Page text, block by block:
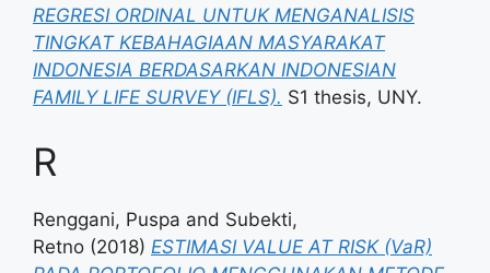
REGRESI ORDINAL UNTUK MENGANALISIS
TINGKAT KEBAHAGIAAN MASYARAKAT
INDONESIA BERDASARKAN INDONESIAN
FAMILY LIFE SURVEY (IFLS). S1 thesis, UNY.
R
Renggani, Puspa and Subekti,
Retno (2018) ESTIMASI VALUE AT RISK (VaR)